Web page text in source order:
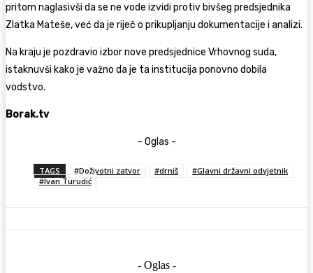
pritom naglasivši da se ne vode izvidi protiv bivšeg predsjednika
Zlatka Mateše, već da je riječ o prikupljanju dokumentacije i analizi.
Na kraju je pozdravio izbor nove predsjednice Vrhovnog suda,
istaknuvši kako je važno da je ta institucija ponovno dobila
vodstvo.
Borak.tv
- Oglas -
TAGS #Doživotni zatvor #drniš
#Glavni državni odvjetnik
#Ivan Turudić
- Oglas -